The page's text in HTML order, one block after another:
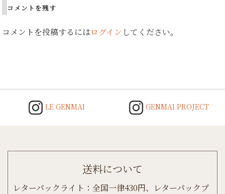
コメントを残す
コメントを投稿するにはログイン してください。
LE GENMAI GENMAI PROJECT
送料について
レターパックライト：全国一律430円、レターパックプ